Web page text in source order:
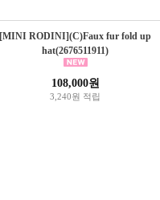
[MINI RODINI](C)Faux fur fold up
hat(2676511911)
108,000원
3,240원 적립